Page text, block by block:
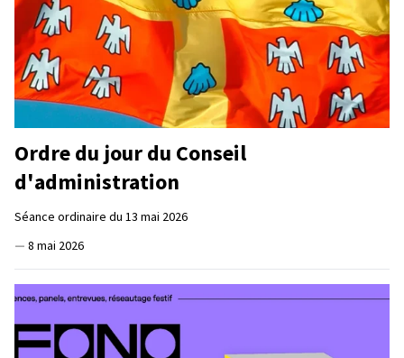
Ordre du jour du Conseil
d'administration
Séance ordinaire du 13 mai 2026
— 8 mai 2026